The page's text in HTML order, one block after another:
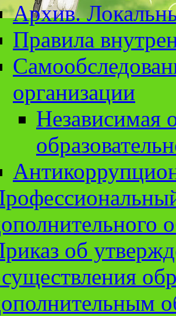
Архив.
Правила
организации
Независимая
об